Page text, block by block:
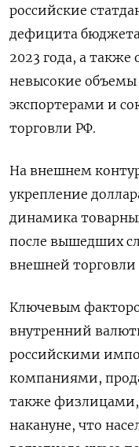
российские
дефицита
2023 года, а
невысокие
экспортерами и
торговли РФ.
На внешнем
укрепление
динамика
после вышедших
внешней торговли
Ключевым
внутренний
российскими
компаниями,
также физлицами,
накануне, что